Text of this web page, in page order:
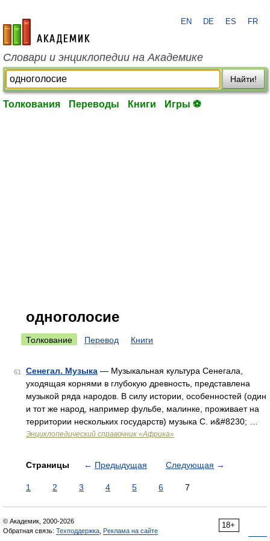
academic.ru
EN DE ES FR
Словари и энциклопедии на Академике
Найти!
Толкования Переводы Книги Игры ⚽
одноголосие
Толкование Перевод Книги
61 Сенегал. Музыка — Музыкальная культура Сенегала,
уходящая корнями в глубокую древность, представлена
музыкой ряда народов. В силу истории, особенностей (один
и тот же народ, например фульбе, малинке, проживает на
территории нескольких государств) музыка С. и&#8230; …
Энциклопедический справочник «Африка»
Страницы ← Предыдущая Следующая →
1 2 3 4 5 6 7
18+
© Академик, 2000-2026
Обратная связь: Техподдержка Реклама на сайте